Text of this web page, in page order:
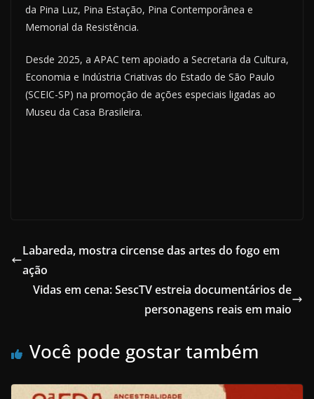
da Pina Luz, Pina Estação, Pina Contemporânea e
Memorial da Resistência.
Desde 2025, a APAC tem apoiado a Secretaria da Cultura,
Economia e Indústria Criativas do Estado de São Paulo
(SCEIC-SP) na promoção de ações especiais ligadas ao
Museu da Casa Brasileira.
Labareda, mostra circense das artes do fogo em
ação
Vidas em cena: SescTV estreia documentários de
personagens reais em maio
Você pode gostar também